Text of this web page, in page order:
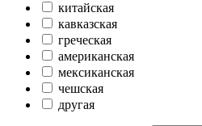
китайская
кавказская
греческая
американская
мексиканская
чешская
другая